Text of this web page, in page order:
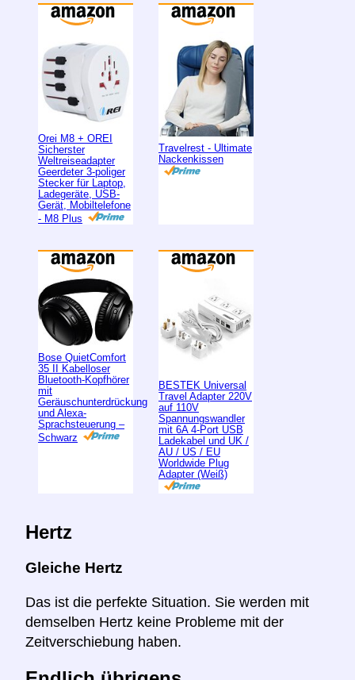
Orei M8 + OREI
Sicherster
Weltreiseadapter
Geerdeter 3-poliger
Stecker für Laptop,
Ladegeräte, USB-
Gerät, Mobiltelefone
- M8 Plus
Travelrest - Ultimate
Nackenkissen
Bose QuietComfort
35 II Kabelloser
Bluetooth-Kopfhörer
mit
Geräuschunterdrückung
und Alexa-
Sprachsteuerung –
Schwarz
BESTEK Universal
Travel Adapter 220V
auf 110V
Spannungswandler
mit 6A 4-Port USB
Ladekabel und UK /
AU / US / EU
Worldwide Plug
Adapter (Weiß)
Hertz
Gleiche Hertz
Das ist die perfekte Situation. Sie werden mit
demselben Hertz keine Probleme mit der
Zeitverschiebung haben.